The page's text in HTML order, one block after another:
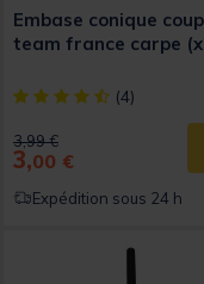
Embase conique coup
team france carpe
[object Object] out of 5
(4)
Price reduced from
3,99 €to
3,00 €
Expédition sous 24 h